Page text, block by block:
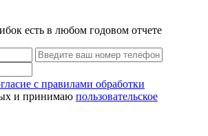
есть в любом годовом отчете
с правилами обработки
и принимаю пользовательское